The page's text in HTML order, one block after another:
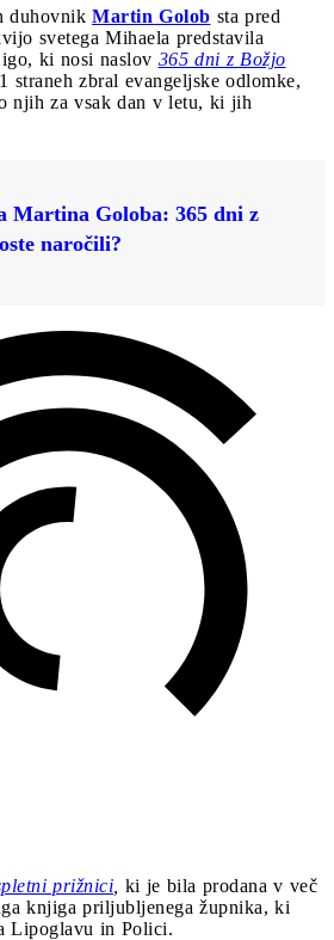
duhovnik Martin Golob sta pred
svetega Mihaela predstavila
ki nosi naslov 365 dni z Božjo
straneh zbral evangeljske odlomke,
njih za vsak dan v letu, ki jih
Martina Goloba: 365 dni z
naročili?
prižnici ki je bila prodana v več
knjiga priljubljenega župnika, ki
Lipoglavu in Polici.